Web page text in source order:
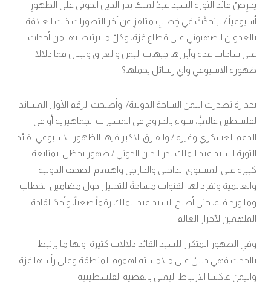
يحرِصُ قائد الثورة السيد عبدُالملك بدر الدين الحوثي على الظهورِ
أسبوعياً / ليتحدَّثَ في خِطابٍ متلفزٍ عن آخر التطورات ذات العلاقة
بالعدوان الصهيوني على قطاع غزة، وكلّ ما يرتبط بها من أحداث
على ساحات عدة وأبرزها جبهات اليمن والعراق ولبنان فما دلالا
ظهوره الاسبوعي واي رسائل يحملها؟
بجدارة تصدرت اليمن الساحة الدولية/ وأصبحت الرقم الأول المساند
لفلسطين عالميًّا، سواء بالخروج في المسيرات الجماهيرية أَو في
الدعم العسكري وغيره / والفارق الاكبر فيها الظهور الاسبوعي لقائد
الثورة السيد عبد الملك بدر الدين الحوثي / ظهور يحظى بمتابعة
كبيرة على المستوى الداخلي والخارجي واهتمام الصحف الدولية
والعالمية وتفرد لها القنوات مساحةً للتحليل حول مضامين الخطاب
وما ورد فيه، حتى أصبح السيد عبد الملك رقماً صعباً، وأحدَ القادة
الملهِمين لأحرار العالم
وفي الظهور المتكرر للسيد القائد دلالات كثيرة اولها ما يرتبط
بالحدث فهي دليلٌ على ملامسته لهموم المنطقة وعلى رأسها غزة
واليمن عاكسا الارتباط اليمني بالقضية الفلسطينية